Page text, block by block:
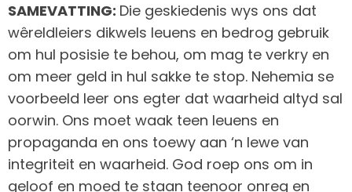
SAMEVATTING: Die geskiedenis wys ons dat
wêreldleiers dikwels leuens en bedrog gebruik
om hul posisie te behou, om mag te verkry en
om meer geld in hul sakke te stop. Nehemia se
voorbeeld leer ons egter dat waarheid altyd sal
oorwin. Ons moet waak teen leuens en
propaganda en ons toewy aan ‘n lewe van
integriteit en waarheid. God roep ons om in
geloof en moed te staan teenoor onreg en